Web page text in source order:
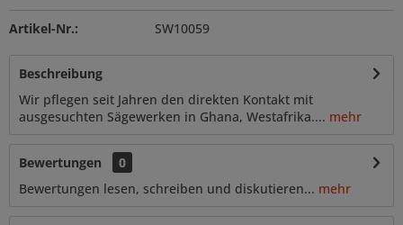
Artikel-Nr.: SW10059
Beschreibung
Wir pflegen seit Jahren den direkten Kontakt mit
ausgesuchten Sägewerken in Ghana, Westafrika.... mehr
Bewertungen
0
Bewertungen lesen, schreiben und diskutieren... mehr